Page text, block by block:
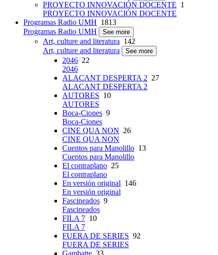
PROYECTO INNOVACIÓN DOCENTE 1
PROYECTO INNOVACIÓN DOCENTE
Programas Radio UMH 1813
Programas Radio UMH
See more
Art, culture and literatura 142
Art, culture and literatura
See more
2046 22
2046
ALACANT DESPERTA 2 27
ALACANT DESPERTA 2
AUTORES 10
AUTORES
Boca-Ciones 9
Boca-Ciones
CINE QUA NON 26
CINE QUA NON
Cuentos para Manolillo 13
Cuentos para Manolillo
El contraplano 25
El contraplano
En versión original 146
En versión original
Fascineados 9
Fascineados
FILA 7 10
FILA 7
FUERA DE SERIES 92
FUERA DE SERIES